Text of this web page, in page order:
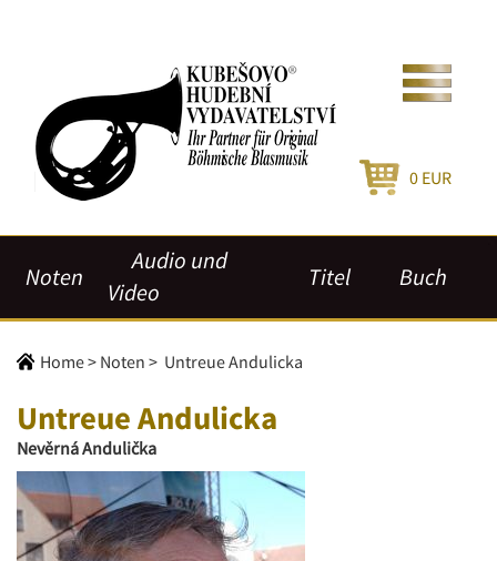
0 EUR
Noten
Audio und
Video
Titel Buch
Home> Noten > Untreue Andulicka
Untreue Andulicka
Nevěrná Andulička